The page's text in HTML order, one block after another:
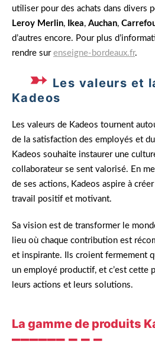
utiliser pour des achats dans divers
Leroy Merlin, Ikea, Auchan,
d’autres encore. Pour plus
rendre sur enseigne-bordeaux.fr.
Les valeurs et
Kadeos
Les valeurs de Kadeos tournent
de la satisfaction des employés et
Kadeos souhaite instaurer une
collaborateur se sent valorisé. En
de ses actions, Kadeos aspire à
travail positif et motivant.
Sa vision est de transformer le
lieu où chaque contribution est
et inspirante. Ils croient fermement
un employé productif, et c’est cette
leurs actions et leurs solutions.
La gamme de produits